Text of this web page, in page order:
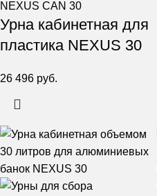
Урна кабинетная для
пластика NEXUS 30
26 496 руб.